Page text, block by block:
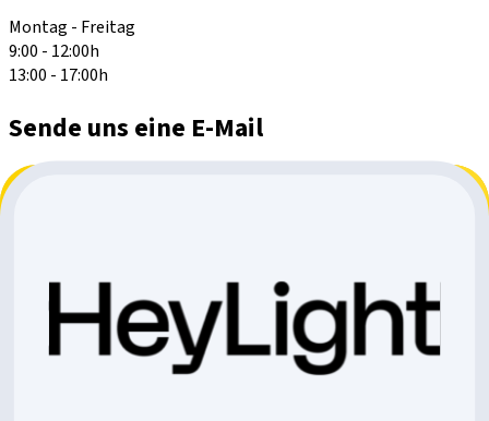
Montag - Freitag
9:00 - 12:00h
13:00 - 17:00h
Sende uns eine E-Mail
Gerne helfen wir dir auch per E-Mail weiter und beantworten
Hier schreiben *